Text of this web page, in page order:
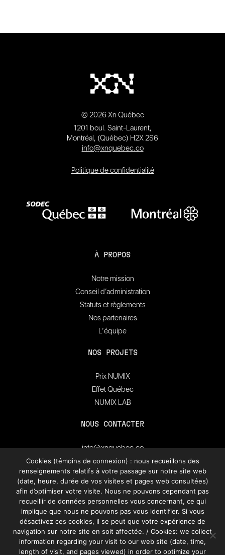
© 2026 Xn Québec
1201 boul. Saint-Laurent,
Montréal, (Québec) H2X 2S6
info@xnquebec.co
Politique de confidentialité
À PROPOS
Notre mission
Conseil d’administration
Statuts et règlements
Nos partenaires
L’équipe
NOS PROJETS
Prix NUMIX
Effet Québec
NUMIX LAB
NOUS CONTACTER
info@xnquebec.co
Salle de presse
FAQ
Inscrivez-vous à
l'infolettre de XN Québec.
S’INSCRIRE
Cookies (témoins de connexion) : nous recueillons des
renseignements relatifs à votre passage sur notre site web
(date, heure, durée de vos visites et pages web consultées)
afin d’optimiser votre visite. Nous ne pouvons cependant pas
recueillir de données personnelles vous concernant, ce qui
implique que nous ne pouvons pas vous identifier. Si vous
désactivez ces cookies, il se peut que votre expérience de
navigation sur notre site en soit affectée. / Cookies: we collect
information regarding your visit to our web site (date, time,
length of visit, and pages viewed) in order to optimize your